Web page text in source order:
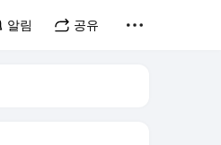
알림 공유